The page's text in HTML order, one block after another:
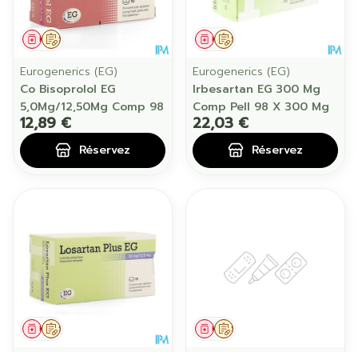
Sur prescription
Médicament
Eurogenerics (EG)
Co Bisoprolol EG
5,0Mg/12,50Mg Comp 98
12,89 €
Réservez
Sur prescription
Médicament
Eurogenerics (EG)
Irbesartan EG 300 Mg
Comp Pell 98 X 300 Mg
22,03 €
Réservez
Sur prescription
Médicament Sur prescription
Médicament